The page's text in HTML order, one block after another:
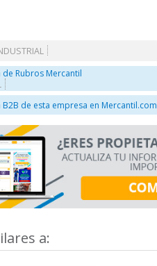
Rubros Mercantil
de esta empresa en Mercantil.com
a: